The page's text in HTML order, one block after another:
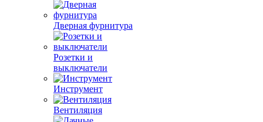
Дверная фурнитура
Розетки и
выключатели
Инструмент
Вентиляция